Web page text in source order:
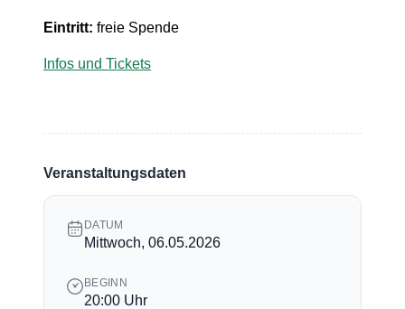
Eintritt: freie Spende
Infos und Tickets
Veranstaltungsdaten
DATUM
Mittwoch, 06.05.2026
BEGINN
20:00 Uhr